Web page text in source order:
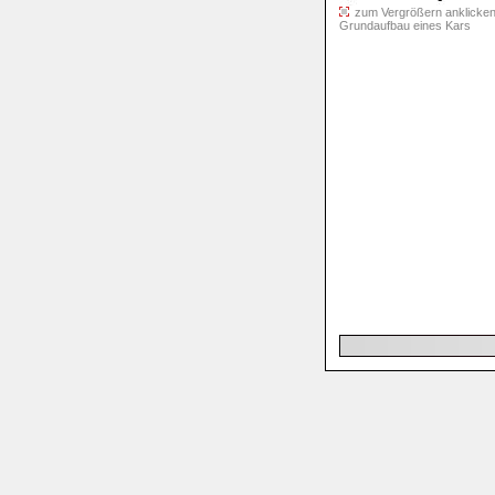
zum Vergrößern
Grundaufbau eines Kars